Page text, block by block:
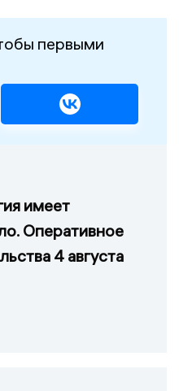
первыми
имеет
Оперативное
4 августа